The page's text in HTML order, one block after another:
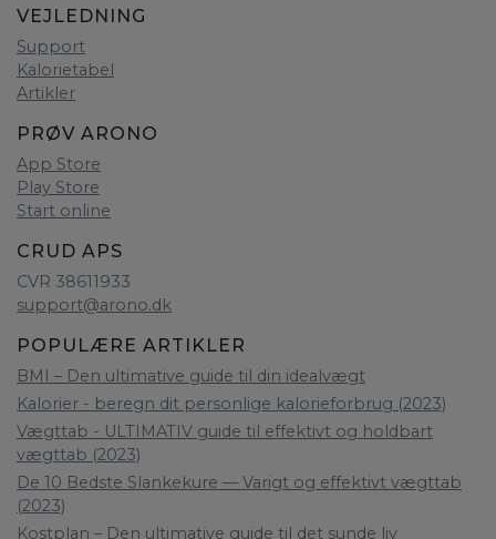
VEJLEDNING
Support
Kalorietabel
Artikler
PRØV ARONO
App Store
Play Store
Start online
CRUD APS
CVR 38611933
support@arono.dk
POPULÆRE ARTIKLER
BMI – Den ultimative guide til din idealvægt
Kalorier - beregn dit personlige kalorieforbrug (2023)
Vægttab - ULTIMATIV guide til effektivt og holdbart
vægttab (2023)
De 10 Bedste Slankekure — Varigt og effektivt vægttab
(2023)
Kostplan – Den ultimative guide til det sunde liv